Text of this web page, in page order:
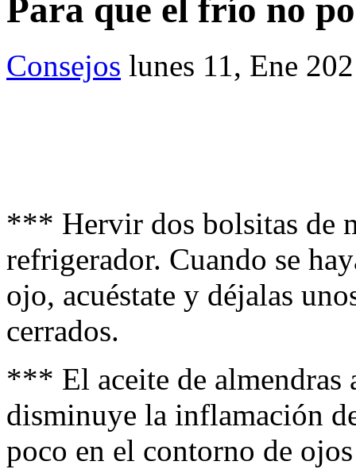
Para que el frío no
Consejos lunes 11, Ene
*** Hervir dos bolsitas de
refrigerador. Cuando se
ojo, acuéstate y déjalas
cerrados.
*** El aceite de almendras
disminuye la inflamación
poco en el contorno de